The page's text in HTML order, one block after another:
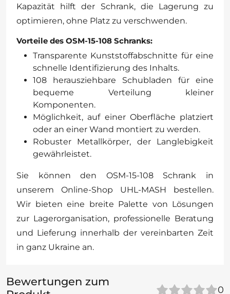
Kapazität hilft der Schrank, die Lagerung zu
optimieren, ohne Platz zu verschwenden.
Vorteile des OSM-15-108 Schranks:
Transparente Kunststoffabschnitte für eine
schnelle Identifizierung des Inhalts.
108 herausziehbare Schubladen für eine
bequeme Verteilung kleiner
Komponenten.
Möglichkeit, auf einer Oberfläche platziert
oder an einer Wand montiert zu werden.
Robuster Metallkörper, der Langlebigkeit
gewährleistet.
Sie können den OSM-15-108 Schrank in
unserem Online-Shop UHL-MASH bestellen.
Wir bieten eine breite Palette von Lösungen
zur Lagerorganisation, professionelle Beratung
und Lieferung innerhalb der vereinbarten Zeit
in ganz Ukraine an.
Bewertungen zum
0